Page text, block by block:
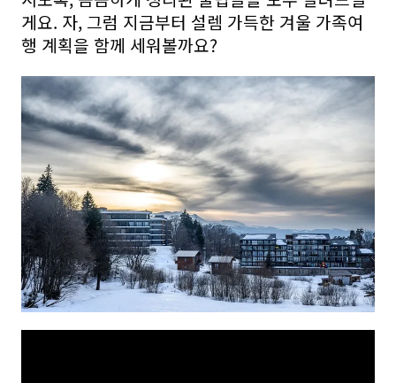
게요. 자, 그럼 지금부터 설렘 가득한 겨울 가족여
행 계획을 함께 세워볼까요?